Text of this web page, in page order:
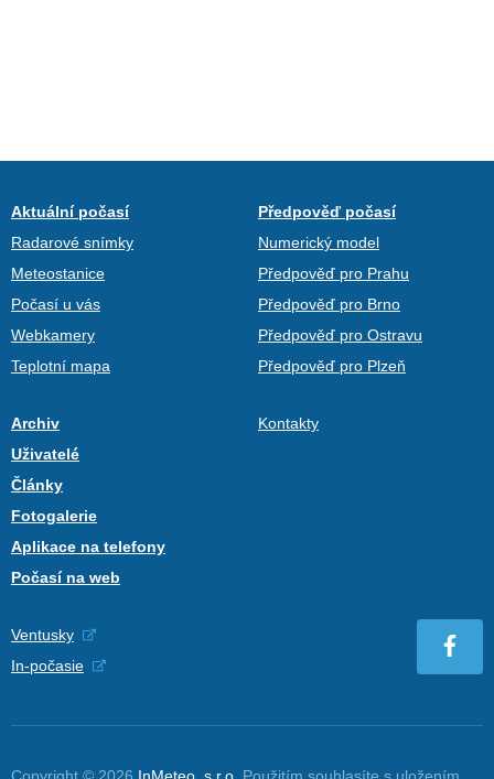
Aktuální počasí
Radarové snímky
Meteostanice
Počasí u vás
Webkamery
Teplotní mapa
Předpověď počasí
Numerický model
Předpověď pro Prahu
Předpověď pro Brno
Předpověď pro Ostravu
Předpověď pro Plzeň
Archiv
Uživatelé
Články
Fotogalerie
Aplikace na telefony
Počasí na web
Kontakty
Ventusky
In-počasie
Copyright © 2026 InMeteo, s.r.o. Použitím souhlasíte s uložením